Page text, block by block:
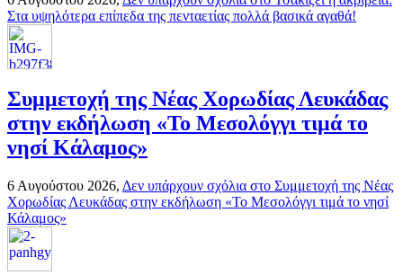
Στα υψηλότερα επίπεδα της πενταετίας πολλά βασικά αγαθά!
Συμμετοχή της Νέας Χορωδίας Λευκάδας
στην εκδήλωση «Το Μεσολόγγι τιμά το
νησί Κάλαμος»
6 Αυγούστου 2026, Δεν υπάρχουν σχόλια στο Συμμετοχή της Νέας
Χορωδίας Λευκάδας στην εκδήλωση «Το Μεσολόγγι τιμά το νησί
Κάλαμος»